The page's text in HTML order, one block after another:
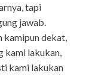
tapi
jawab.
kamipun dekat,
kami lakukan,
kami lakukan